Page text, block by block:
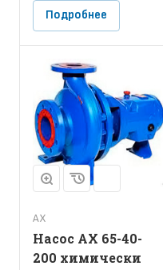
Подробнее
АХ
Насос АХ 65-40-
200 химически